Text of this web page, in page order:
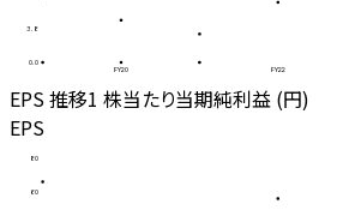
0.0
3.8
FY20 FY22
EPS 推移1 株当たり当期純利益 (円)
EPS
60
80